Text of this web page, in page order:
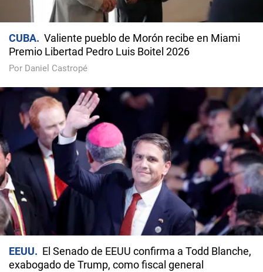
CUBA
Valiente pueblo de Morón recibe en Miami
Premio Libertad Pedro Luis Boitel 2026
Por Daniel Castropé
EEUU
El Senado de EEUU confirma a Todd Blanche,
exabogado de Trump, como fiscal general